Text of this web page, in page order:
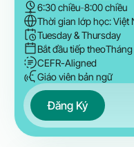
6:30 chiều-8:00 chiều
Thời gian lớp học: Việt
Tuesday & Thursday
Bắt đầu tiếp theoTháng
CEFR-Aligned
Giáo viên bản ngữ
Đăng Ký